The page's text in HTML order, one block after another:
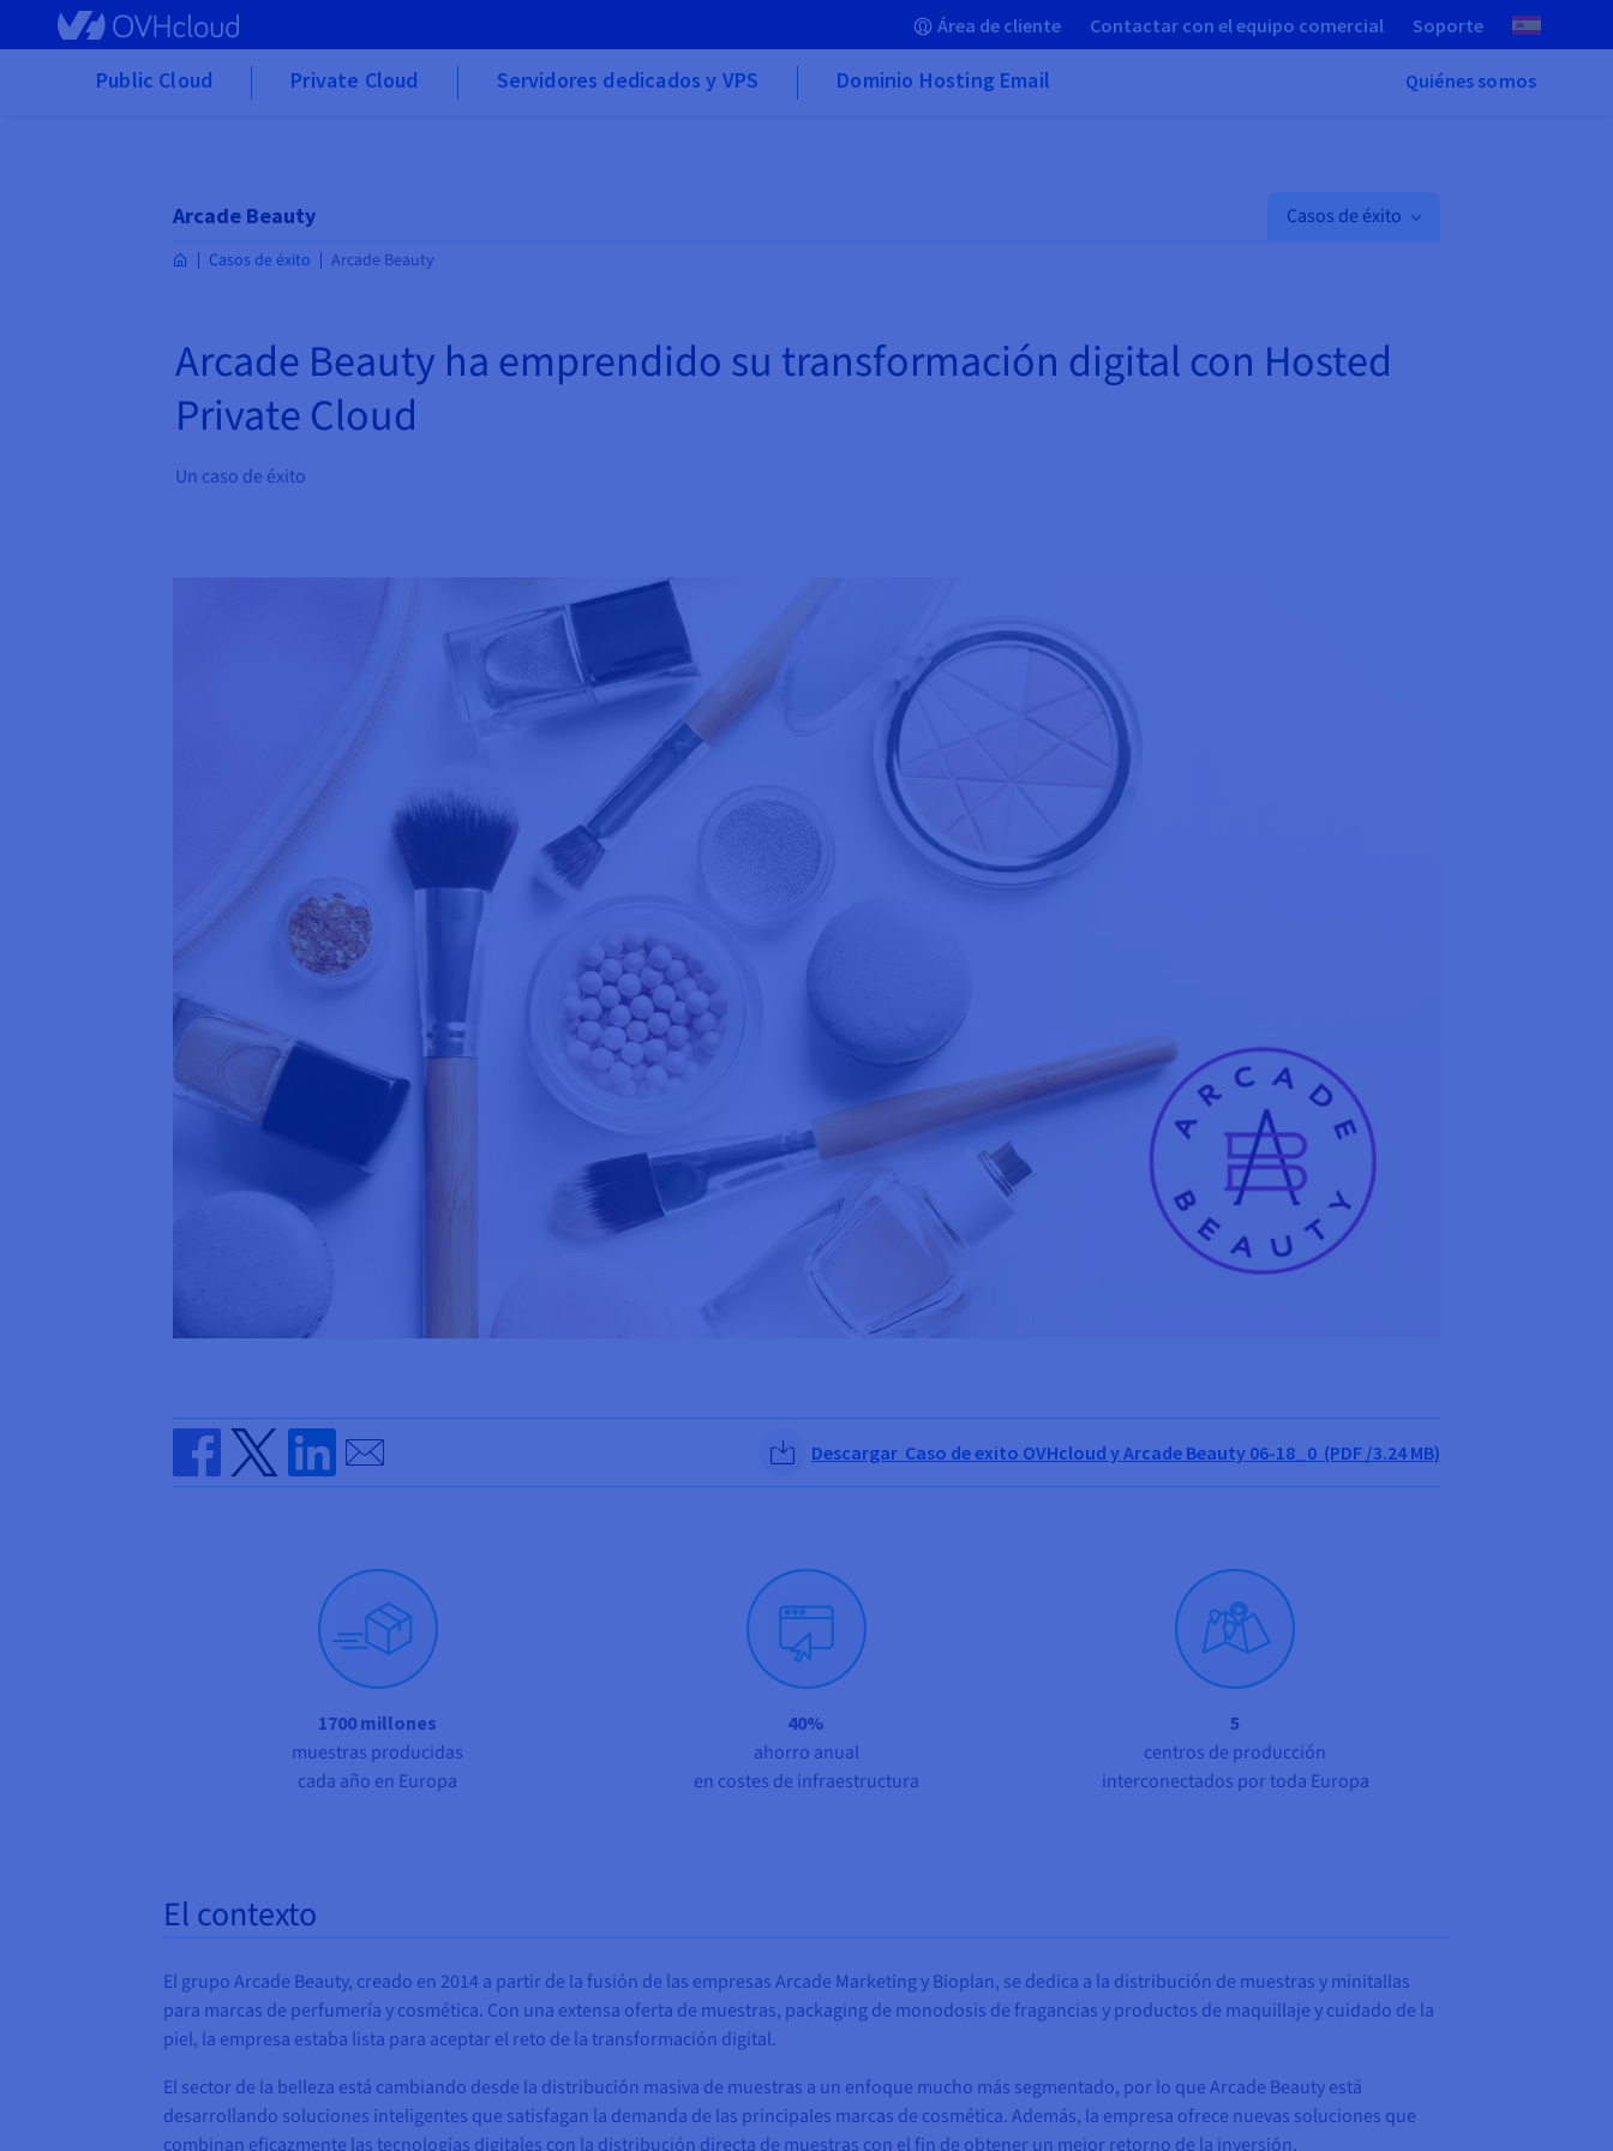
Skip to main content Área de cliente Contactar con el equipo comercial Soporte
Public Cloud Private Cloud Servidores dedicados y VPS Dominio Hosting Email Quiénes somos
Arcade Beauty Casos de éxito
Casos de éxito Arcade Beauty
Arcade Beauty ha emprendido su transformación digital con Hosted
Private Cloud
Un caso de éxito
Share on Facebook
Share on Twitter
Share on Linkedin
Send by email Descargar Caso de exito OVHcloud y Arcade Beauty 06-18_0 (PDF /3.24 MB)
1700 millones
muestras producidas
cada año en Europa
40%
ahorro anual
en costes de infraestructura
5
centros de producción
interconectados por toda Europa
El contexto
El grupo Arcade Beauty, creado en 2014 a partir de la fusión de las empresas Arcade Marketing y Bioplan, se dedica a la distribución de muestras y minitallas
para marcas de perfumería y cosmética. Con una extensa oferta de muestras, packaging de monodosis de fragancias y productos de maquillaje y cuidado de la
piel, la empresa estaba lista para aceptar el reto de la transformación digital.
El sector de la belleza está cambiando desde la distribución masiva de muestras a un enfoque mucho más segmentado, por lo que Arcade Beauty está
desarrollando soluciones inteligentes que satisfagan la demanda de las principales marcas de cosmética. Además, la empresa ofrece nuevas soluciones que
combinan eficazmente las tecnologías digitales con la distribución directa de muestras con el fin de obtener un mejor retorno de la inversión.